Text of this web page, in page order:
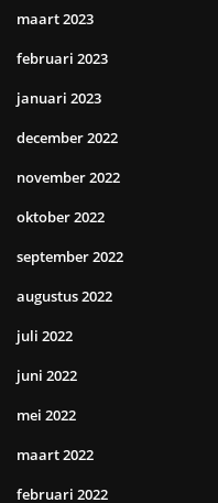
maart 2023
februari 2023
januari 2023
december 2022
november 2022
oktober 2022
september 2022
augustus 2022
juli 2022
juni 2022
mei 2022
maart 2022
februari 2022